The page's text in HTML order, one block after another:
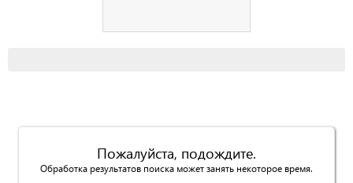
Пожалуйста, подождите.
Обработка результатов поиска может занять некоторое время.